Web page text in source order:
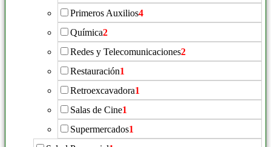
Primeros Auxilios4
Química2
Redes y Telecomunicaciones2
Restauración1
Retroexcavadora1
Salas de Cine1
Supermercados1